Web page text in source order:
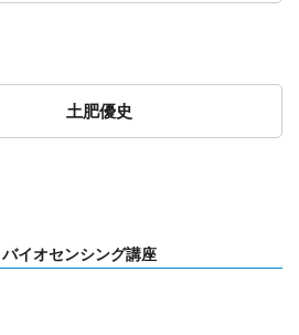
土肥優史
バイオセンシング講座